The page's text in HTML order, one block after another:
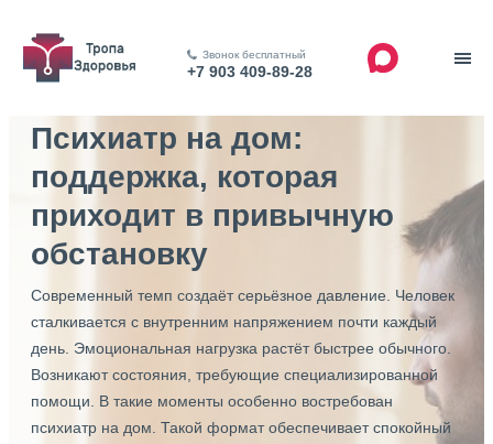
Звонок бесплатный
+7 903 409-89-28
Психиатр на дом:
поддержка, которая
приходит в привычную
обстановку
Современный темп создаёт серьёзное давление. Человек
сталкивается с внутренним напряжением почти каждый
день. Эмоциональная нагрузка растёт быстрее обычного.
Возникают состояния, требующие специализированной
помощи. В такие моменты особенно востребован
психиатр на дом. Такой формат обеспечивает спокойный